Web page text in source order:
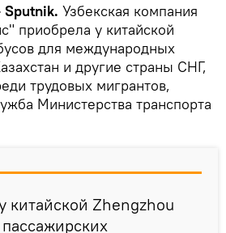
Узбекская компания
приобрела у китайской
для международных
и другие страны СНГ,
трудовых мигрантов,
Министерства транспорта
китайской Zhengzhou